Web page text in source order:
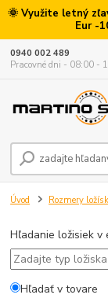
🌞 Využite letný
Eur -
0940 002 489
Pracovné dni - 08:00 -
Úvod Rozmery ložísk
Hľadanie ložisiek v
Hľadať v tovare